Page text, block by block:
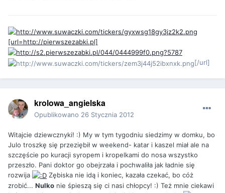
[url=http://pierwszezabki.pl]
[/url]
krolowa_angielska
Opublikowano 26 Stycznia 2012
Witajcie dziewcznyki! :) My w tym tygodniu siedzimy w domku, bo
Julo troszkę się przeziębił w weekend- katar i kaszel miał ale na
szczęście po kuracji syropem i kropelkami do nosa wszystko
przeszło. Pani doktor go obejrzała i pochwaliła jak ładnie się
rozwija
Zębiska nie idą i koniec, kazała czekać, bo cóż
zrobić... Nulko nie śpieszą się ci nasi chłopcy! :) Też mnie ciekawi